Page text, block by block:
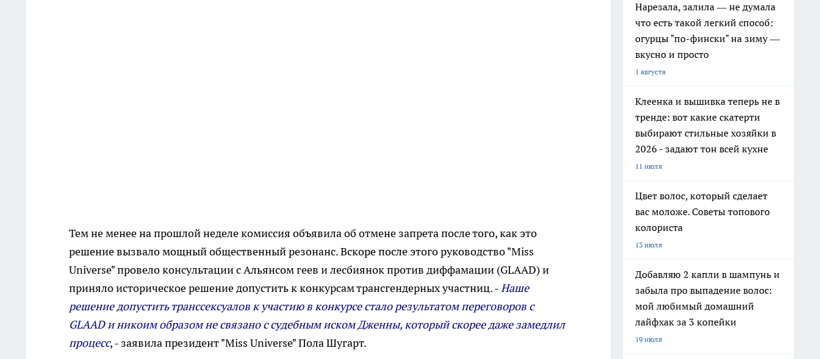
Тем не менее на прошлой неделе комиссия объявила об отмене запрета после того, как это
решение вызвало мощный общественный резонанс. Вскоре после этого руководство "Miss
Universe" провело консультации с Альянсом геев и лесбиянок против диффамации (GLAAD) и
приняло историческое решение допустить к конкурсам трансгендерных участниц. -Наше
решение допустить транссексуалов к участию в конкурсе стало результатом переговоров с
GLAAD и никоим образом не связано с судебным иском Дженны, который скорее даже замедлил
процесс, - заявила президент "Miss Universe" Пола Шугарт.
Нарезала, залила — не думала
что есть такой легкий способ:
огурцы "по-фински" на зиму —
вкусно и просто
1 августа
Клеенка и вышивка теперь не в
тренде: вот какие скатерти
выбирают стильные хозяйки в
2026 - задают тон всей кухне
11 июля
Цвет волос, который сделает
вас моложе. Советы топового
колориста
13 июля
Добавляю 2 капли в шампунь и
забыла про выпадение волос:
мой любимый домашний
лайфхак за 3 копейки
19 июля